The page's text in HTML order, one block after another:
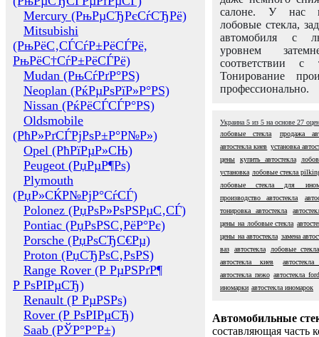
Mercury (РњРµСЂРєСѓСЂРё)
Mitsubishi
(РњРёС‚СЃСѓР±РёСЃРё,
РњРёС†СѓР±РёСЃРё)
Mudan (РњСѓРґР°РЅ)
Neoplan (РќРµРѕРїР»Р°РЅ)
Nissan (РќРёСЃСЃР°РЅ)
Oldsmobile
(РћР»РґСЃРјРѕР±Р°Р№Р»)
Opel (РћРїРµР»СЊ)
Peugeot (РџРµР¶Рѕ)
Plymouth
(РџР»СЌР№РјР°СѓСЃ)
Polonez (РџРѕР»РѕРЅРµС‚СЃ)
Pontiac (РџРѕРЅС‚РёР°Рє)
Porsche (РџРѕСЂС€Рµ)
Proton (РџСЂРѕС‚РѕРЅ)
Range Rover (Р РµРЅРґР¶
Р РѕРІРµСЂ)
Renault (Р РµРЅРѕ)
Rover (Р РѕРІРµСЂ)
Saab (РЎР°Р°Р±)
салоне. У нас
лобовые стекла,
автомобиля с
уровнем
соответствии с
Тонирование
профессионально.
Украина 5 из 5 на основе 27
лобовые стекла
продажа
автостекла киев установка
цены
купить автостекла
установка лобовые стекла
лобовые стекла для
производство автостекла
тонировка автостекла
цены на лобовые стекла
цены на автостекла замена
ваз
автостекла
лобовые
автостекла киев
автостекла пежо автостекла ford
иномарки автостекла иномарок
Автомобильные
составляющая часть